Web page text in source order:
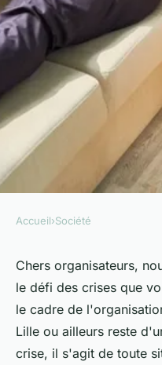
Comment
stratégies de
pour les
de grande
Accueil›Société
Chers organisateurs,
le défi des crises que
le cadre de
Lille ou ailleurs reste
crise, il s'agit de toute